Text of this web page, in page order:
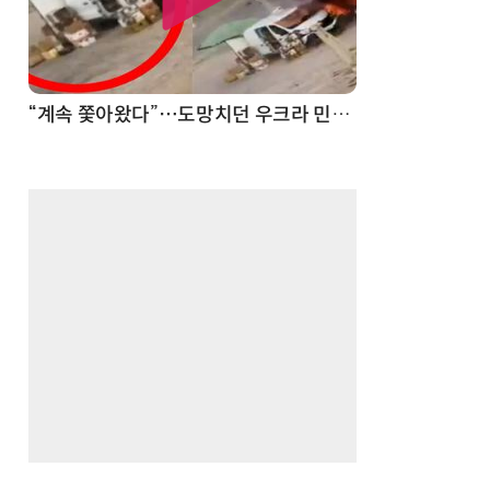
“계속 쫓아왔다”…도망치던 우크라 민간인 공격한 러 자폭 드론